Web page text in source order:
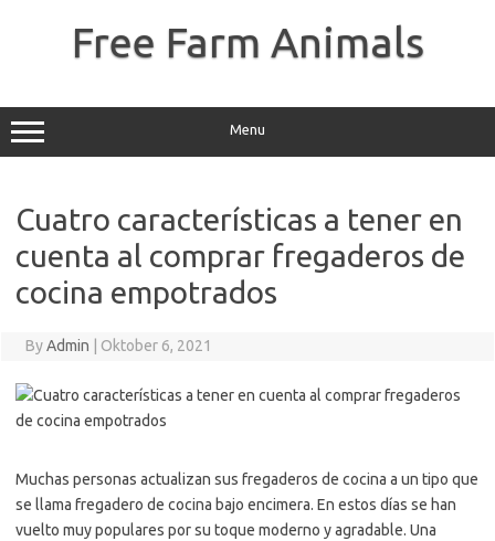
Free Farm Animals
Menu
Cuatro características a tener en
cuenta al comprar fregaderos de
cocina empotrados
ByAdmin Oktober 6, 2021
Muchas personas actualizan sus fregaderos de cocina a un tipo que
se llama fregadero de cocina bajo encimera. En estos días se han
vuelto muy populares por su toque moderno y agradable. Una